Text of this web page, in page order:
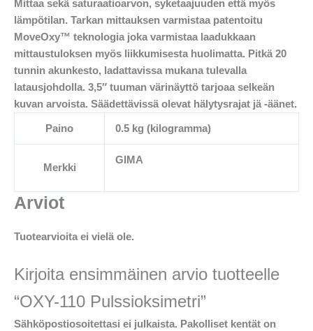
Mittaa sekä saturaatioarvon, syketaajuuden että myös
lämpötilan. Tarkan mittauksen varmistaa patentoitu
MoveOxy™ teknologia joka varmistaa laadukkaan
mittaustuloksen myös liikkumisesta huolimatta. Pitkä 20
tunnin akunkesto, ladattavissa mukana tulevalla
latausjohdolla. 3,5″ tuuman värinäyttö tarjoaa selkeän
kuvan arvoista. Säädettävissä olevat hälytysrajat jä -äänet.
Paino 0.5 kg (kilogramma)
Merkki
GIMA
Arviot
Tuotearvioita ei vielä ole.
Kirjoita ensimmäinen arvio tuotteelle
“OXY-110 Pulssioksimetri”
Sähköpostiosoitettasi ei julkaista. Pakolliset kentät on